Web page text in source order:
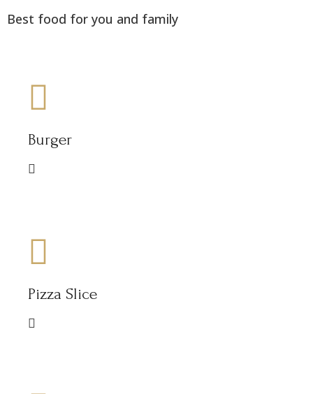
Best food for you and family
Burger
Pizza Slice